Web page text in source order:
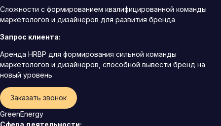
Сложности с формированием квалифицированной команды
маркетологов и дизайнеров для развития бренда
Запрос клиента:
Аренда HRBP для формирования сильной команды
маркетологов и дизайнеров, способной вывести бренд на
новый уровень
Заказать звонок
GreenEnergy
Сфера деятельности: